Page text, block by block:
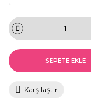
SEPETE EKLE
Karşılaştır